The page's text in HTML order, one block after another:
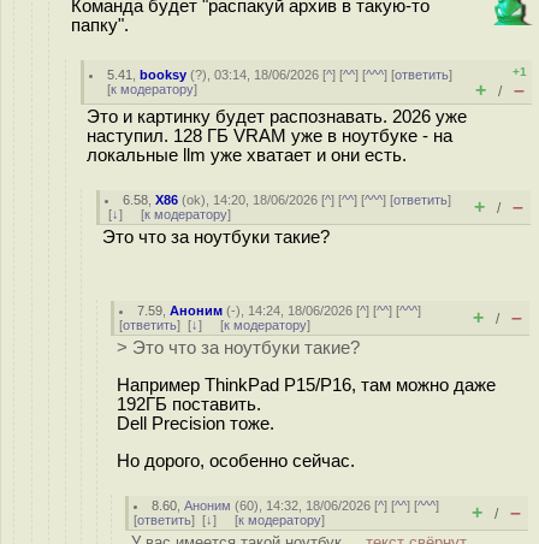
Команда будет "распакуй архив в такую-то
папку".
5.41 ,booksy (?), 03:14, 18/06/2026 [^] [^^] [^^^] [ответить]
[к модератору]
+1
+ / –
Это и картинку будет распознавать. 2026 уже
наступил. 128 ГБ VRAM уже в ноутбуке - на
локальные llm уже хватает и они есть.
6.58 ,X86 (ok), 14:20, 18/06/2026 [^] [^^] [^^^] [ответить]
[↓] [к модератору] + / –
Это что за ноутбуки такие?
7.59 ,Аноним (-), 14:24, 18/06/2026 [^] [^^] [^^^]
[ответить] [↓] [к модератору] + / –
> Это что за ноутбуки такие?
Например ThinkPad P15/P16, там можно даже
192ГБ поставить.
Dell Precision тоже.
Но дорого, особенно сейчас.
8.60 ,Аноним (60), 14:32, 18/06/2026 [^] [^^] [^^^]
[ответить] [↓] [к модератору] + / –